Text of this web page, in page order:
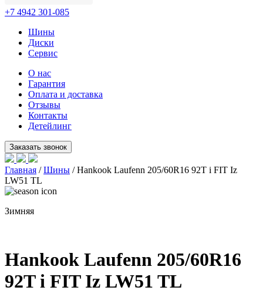
+7 4942 301-085
Шины
Диски
Сервис
О нас
Гарантия
Оплата и доставка
Отзывы
Контакты
Детейлинг
Главная /Шины / Hankook Laufenn 205/60R16 92T i FIT Iz
LW51 TL
Зимняя
Hankook Laufenn 205/60R16
92T i FIT Iz LW51 TL